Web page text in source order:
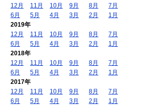
12月
11月 10月 9月 8月
7月
6月
5月 4月 3月 2月
1月
2019年
12月
11月 10月 9月 8月
7月
6月
5月 4月 3月 2月
1月
2018年
12月
11月 10月 9月 8月
7月
6月
5月 4月 3月 2月
1月
2017年
12月
11月 10月 9月 8月
7月
6月
5月 4月 3月 2月
1月